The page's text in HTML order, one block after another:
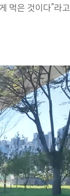
먹은 것이다”라고